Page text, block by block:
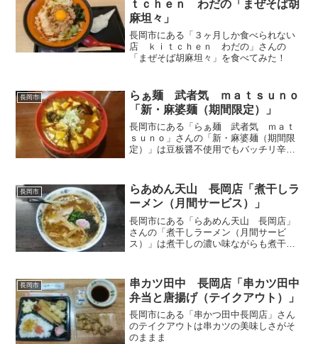
ｔｃｈｅｎ わだの「まぜそば胡
麻坦々」
長岡市にある「３ヶ月しか食べられない
店 ｋｉｔｃｈｅｎ わだの」さんの
「まぜそば胡麻坦々」を食べてみた！
長岡市
らぁ麺 武者気 ｍａｔｓｕｎｏ
「新・麻婆麺（期間限定）」
長岡市にある「らぁ麺 武者気 ｍａｔ
ｓｕｎｏ」さんの「新・麻婆麺（期間限
定）」は豆板醤不使用でもバッチリ辛い
長岡市
らあめん天山 長岡店「煮干しラ
ーメン（月間サービス）」
長岡市にある「らあめん天山 長岡店」
さんの「煮干しラーメン（月間サービ
ス）」は煮干しの濃い味ながらも煮干し
長岡市
串カツ田中 長岡店「串カツ田中
弁当と唐揚げ（テイクアウト）」
長岡市にある「串かつ田中長岡店」さん
のテイクアウトは串カツの美味しさがそ
のままま